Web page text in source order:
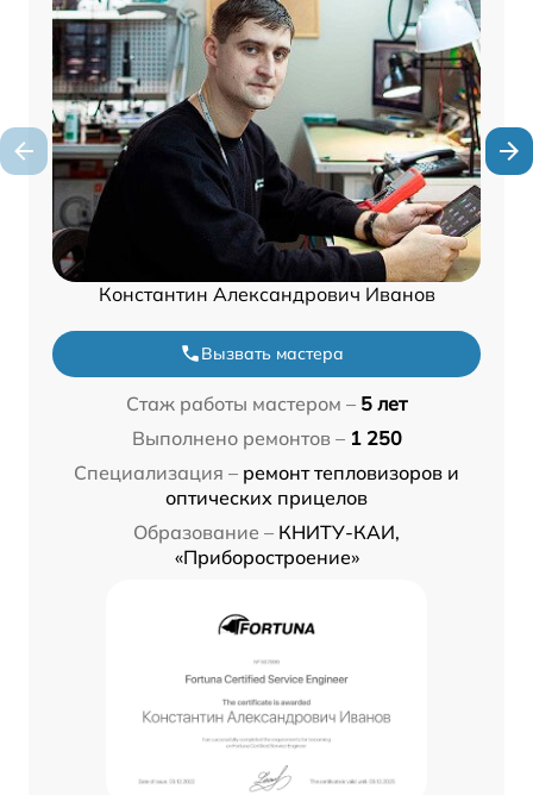
Константин Александрович Иванов
Вызвать мастера
Стаж работы мастером – 5 лет
Выполнено ремонтов – 1 250
Специализация – ремонт тепловизоров и
оптических прицелов
Образование – КНИТУ-КАИ,
«Приборостроение»